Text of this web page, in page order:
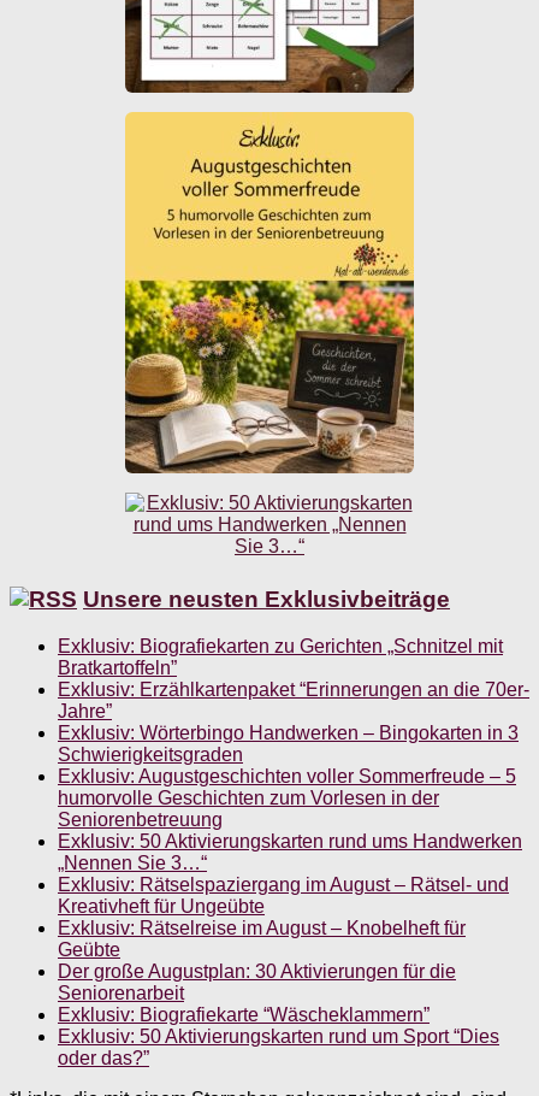
Unsere neusten Exklusivbeiträge
Exklusiv: Biografiekarten zu Gerichten „Schnitzel mit
Bratkartoffeln”
Exklusiv: Erzählkartenpaket “Erinnerungen an die 70er-
Jahre”
Exklusiv: Wörterbingo Handwerken – Bingokarten in 3
Schwierigkeitsgraden
Exklusiv: Augustgeschichten voller Sommerfreude – 5
humorvolle Geschichten zum Vorlesen in der
Seniorenbetreuung
Exklusiv: 50 Aktivierungskarten rund ums Handwerken
„Nennen Sie 3…“
Exklusiv: Rätselspaziergang im August – Rätsel- und
Kreativheft für Ungeübte
Exklusiv: Rätselreise im August – Knobelheft für
Geübte
Der große Augustplan: 30 Aktivierungen für die
Seniorenarbeit
Exklusiv: Biografiekarte “Wäscheklammern”
Exklusiv: 50 Aktivierungskarten rund um Sport “Dies
oder das?”